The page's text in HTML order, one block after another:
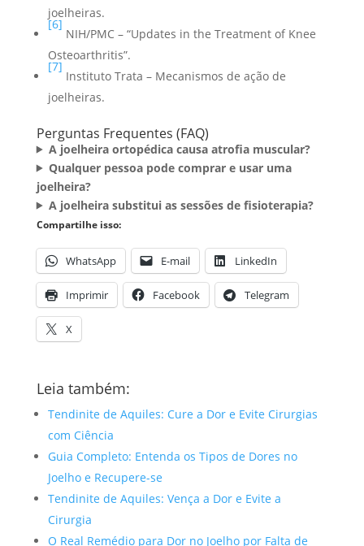
joelheiras.
[6]
NIH/PMC – “Updates in the Treatment of Knee
Osteoarthritis”.
[7]
Instituto Trata – Mecanismos de ação de
joelheiras.
Perguntas Frequentes (FAQ)
A joelheira ortopédica causa atrofia muscular?
Qualquer pessoa pode comprar e usar uma
joelheira?
A joelheira substitui as sessões de fisioterapia?
Compartilhe isso:
WhatsApp E-mail LinkedIn
Imprimir Facebook Telegram
X
Leia também:
Tendinite de Aquiles: Cure a Dor e Evite Cirurgias
com Ciência
Guia Completo: Entenda os Tipos de Dores no
Joelho e Recupere-se
Tendinite de Aquiles: Vença a Dor e Evite a
Cirurgia
O Real Remédio para Dor no Joelho por Falta de